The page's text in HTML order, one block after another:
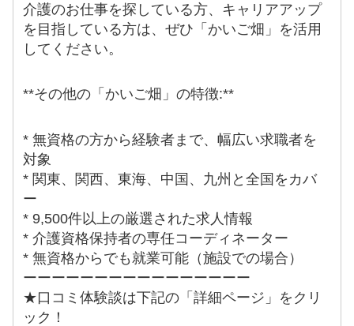
介護のお仕事を探している方、キャリアアップ
を目指している方は、ぜひ「かいご畑」を活用
してください。
**その他の「かいご畑」の特徴:**
* 無資格の方から経験者まで、幅広い求職者を
対象
* 関東、関西、東海、中国、九州と全国をカバ
ー
* 9,500件以上の厳選された求人情報
* 介護資格保持者の専任コーディネーター
* 無資格からでも就業可能（施設での場合）
ーーーーーーーーーーーーーーーー
★口コミ体験談は下記の「詳細ページ」をクリ
ック！